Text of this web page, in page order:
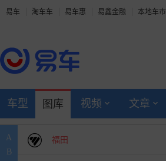
易车 淘车车 易车惠 易鑫金融 本地车市
车型 图库 视频 文章
A
B
丰田
方程豹
福田